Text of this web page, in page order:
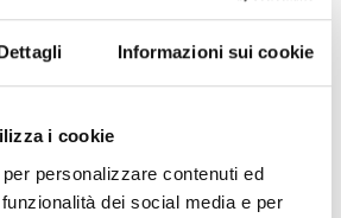
Informazioni sui cookie
i cookie
personalizzare contenuti ed
dei social media e per
OHDXPTK
OHPN